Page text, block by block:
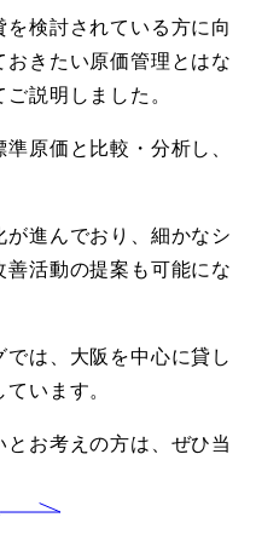
検討されている方に向
きたい原価管理とはな
説明しました。
原価と比較・分析し、
進んでおり、細かなシ
善活動の提案も可能にな
は、大阪を中心に貸し
います。
お考えの方は、ぜひ当